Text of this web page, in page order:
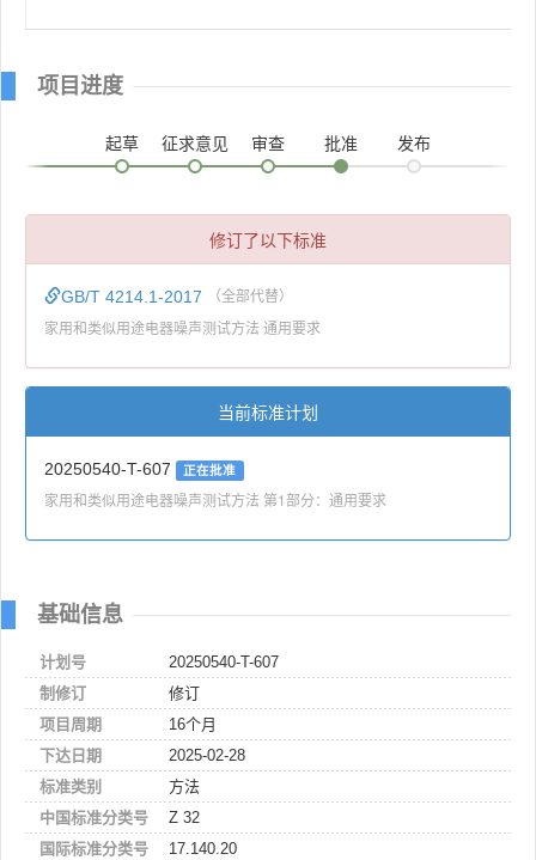
项目进度
起草 征求意见 审查 批准 发布
修订了以下标准
GB/T 4214.1-2017 （全部代替）
家用和类似用途电器噪声测试方法 通用要求
当前标准计划
20250540-T-607 正在批准
家用和类似用途电器噪声测试方法 第1部分：通用要求
基础信息
计划号
20250540-T-607
制修订
修订
项目周期
16个月
下达日期
2025-02-28
标准类别
方法
中国标准分类号
Z 32
国际标准分类号
17.140.20